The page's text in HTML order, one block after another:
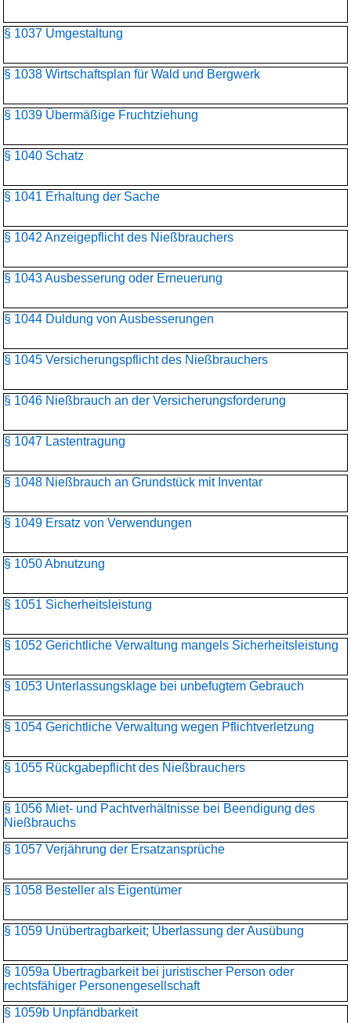
§ 1037 Umgestaltung
§ 1038 Wirtschaftsplan für Wald und Bergwerk
§ 1039 Übermäßige Fruchtziehung
§ 1040 Schatz
§ 1041 Erhaltung der Sache
§ 1042 Anzeigepflicht des Nießbrauchers
§ 1043 Ausbesserung oder Erneuerung
§ 1044 Duldung von Ausbesserungen
§ 1045 Versicherungspflicht des Nießbrauchers
§ 1046 Nießbrauch an der Versicherungsforderung
§ 1047 Lastentragung
§ 1048 Nießbrauch an Grundstück mit Inventar
§ 1049 Ersatz von Verwendungen
§ 1050 Abnutzung
§ 1051 Sicherheitsleistung
§ 1052 Gerichtliche Verwaltung mangels Sicherheitsleistung
§ 1053 Unterlassungsklage bei unbefugtem Gebrauch
§ 1054 Gerichtliche Verwaltung wegen Pflichtverletzung
§ 1055 Rückgabepflicht des Nießbrauchers
§ 1056 Miet- und Pachtverhältnisse bei Beendigung des
Nießbrauchs
§ 1057 Verjährung der Ersatzansprüche
§ 1058 Besteller als Eigentümer
§ 1059 Unübertragbarkeit; Überlassung der Ausübung
§ 1059a Übertragbarkeit bei juristischer Person oder
rechtsfähiger Personengesellschaft
§ 1059b Unpfändbarkeit